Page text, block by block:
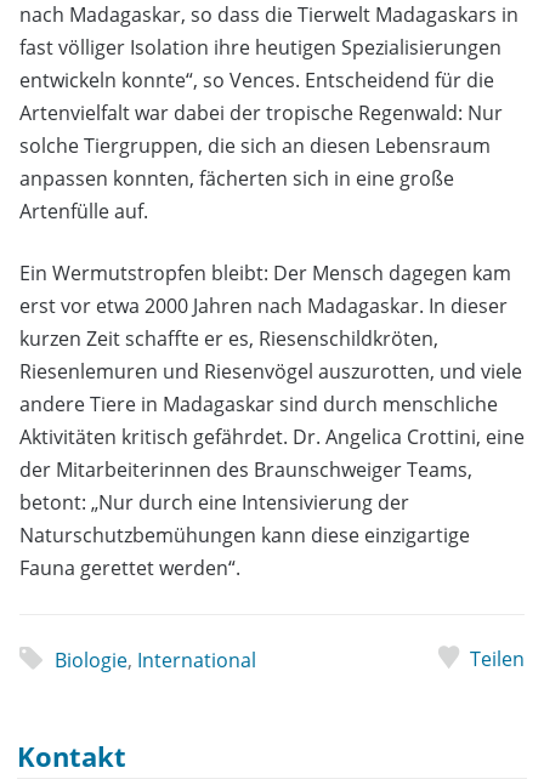
nach Madagaskar, so dass die Tierwelt Madagaskars in
fast völliger Isolation ihre heutigen Spezialisierungen
entwickeln konnte“, so Vences. Entscheidend für die
Artenvielfalt war dabei der tropische Regenwald: Nur
solche Tiergruppen, die sich an diesen Lebensraum
anpassen konnten, fächerten sich in eine große
Artenfülle auf.
Ein Wermutstropfen bleibt: Der Mensch dagegen kam
erst vor etwa 2000 Jahren nach Madagaskar. In dieser
kurzen Zeit schaffte er es, Riesenschildkröten,
Riesenlemuren und Riesenvögel auszurotten, und viele
andere Tiere in Madagaskar sind durch menschliche
Aktivitäten kritisch gefährdet. Dr. Angelica Crottini, eine
der Mitarbeiterinnen des Braunschweiger Teams,
betont: „Nur durch eine Intensivierung der
Naturschutzbemühungen kann diese einzigartige
Fauna gerettet werden“.
Biologie, International Teilen
Kontakt